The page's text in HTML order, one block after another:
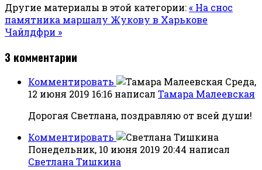
Другие материалы в этой категории:« На снос
памятника маршалу Жукову в Харькове
Чайлдфри »
3 комментарии
Комментировать
Среда,
12 июня 2019 16:16 написал Тамара Малеевская
Дорогая Светлана, поздравляю от всей души!
Комментировать
Понедельник, 10 июня 2019 20:44 написал
Светлана Тишкина